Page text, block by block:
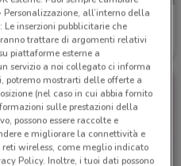
Acqua & Sapone
Scade il 31/08
all’interno della
Le inserzioni pubblicitarie che
trattare di argomenti relativi
piattaforme esterne a
servizio a noi collegato ci informa
potremo mostrarti delle offerte a
(nel caso in cui abbia fornito
sulle prestazioni della
possono essere raccolte e
e migliorare la connettività e
wireless, come meglio indicato
Policy. Inoltre, i tuoi dati possono